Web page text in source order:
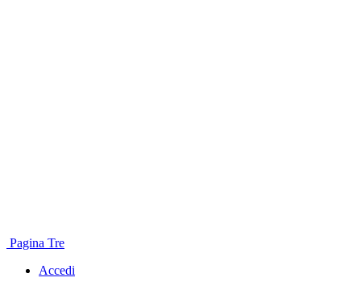
Pagina Tre
Accedi